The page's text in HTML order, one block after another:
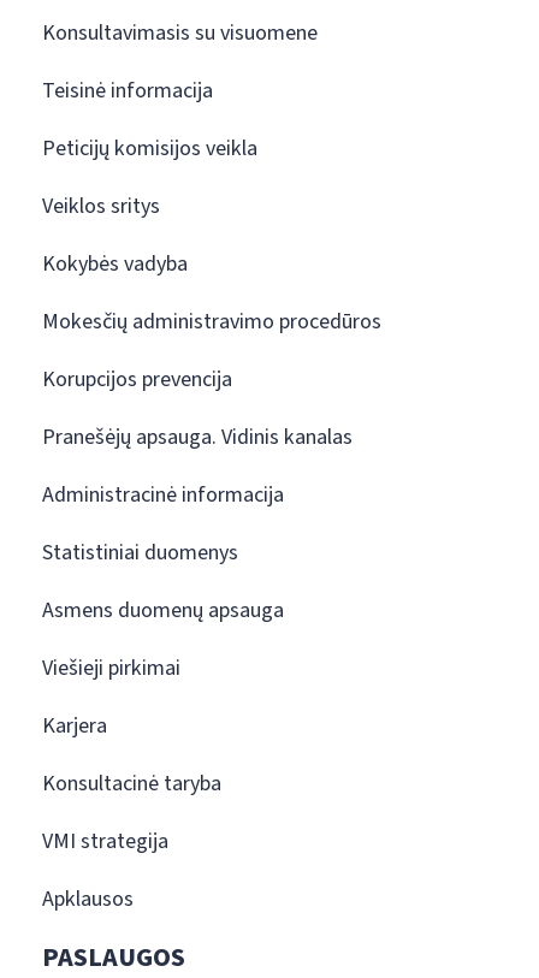
Konsultavimasis su visuomene
Teisinė informacija
Peticijų komisijos veikla
Veiklos sritys
Kokybės vadyba
Mokesčių administravimo procedūros
Korupcijos prevencija
Pranešėjų apsauga. Vidinis kanalas
Administracinė informacija
Statistiniai duomenys
Asmens duomenų apsauga
Viešieji pirkimai
Karjera
Konsultacinė taryba
VMI strategija
Apklausos
PASLAUGOS